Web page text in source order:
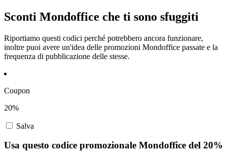
Sconti Mondoffice che ti sono sfuggiti
Riportiamo questi codici perché potrebbero ancora funzionare,
inoltre puoi avere un'idea delle promozioni Mondoffice passate e la
frequenza di pubblicazione delle stesse.
Coupon
20%
Salva
Usa questo codice promozionale Mondoffice del 20%